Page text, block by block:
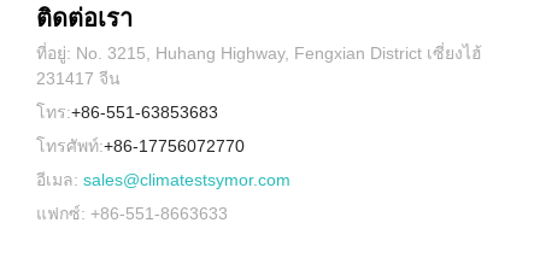
ติดต่อเรา
ที่อยู่: No. 3215, Huhang Highway, Fengxian District เซี่ยงไฮ้
231417 จีน
โทร:+86-551-63853683
โทรศัพท์:+86-17756072770
อีเมล: sales@climatestsymor.com
แฟกซ์: +86-551-8663633